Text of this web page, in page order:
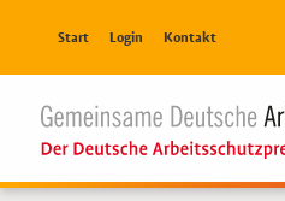
Navigation überspringen
Start Login Kontakt